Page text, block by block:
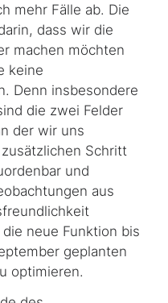
mehr Fälle ab. Die
dass wir die
machen möchten
keine
Denn insbesondere
die zwei Felder
der wir uns
Schritt
und
aus
neue Funktion bis
geplanten
optimieren.